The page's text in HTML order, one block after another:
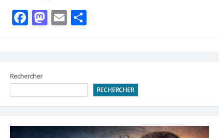
Facebook
Mastodon
Email
Rechercher
RECHERCHER